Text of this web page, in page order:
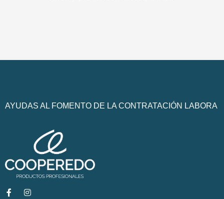
AYUDAS AL FOMENTO DE LA CONTRATACIÓN LABORA